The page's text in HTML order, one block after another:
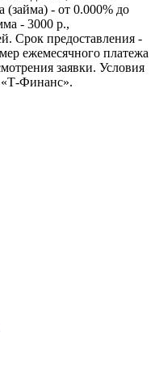
(займа) - от 0.000% до
- 3000 р.,
Срок предоставления -
ежемесячного платежа
заявки. Условия
Финанс».